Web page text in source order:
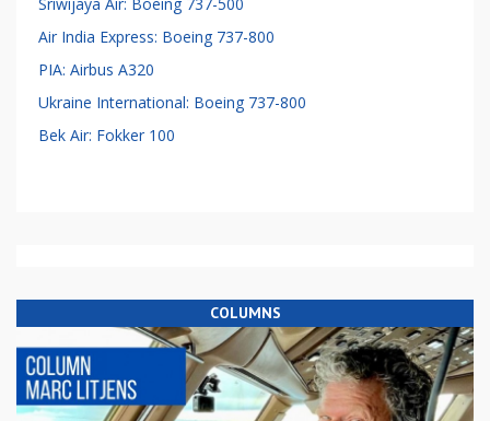
Air India Express: Boeing 737-800
PIA: Airbus A320
Ukraine International: Boeing 737-800
Bek Air: Fokker 100
COLUMNS